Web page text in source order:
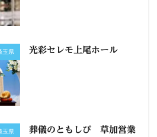
県 光彩セレモ上尾ホール
県
葬儀のともしび 草加営業